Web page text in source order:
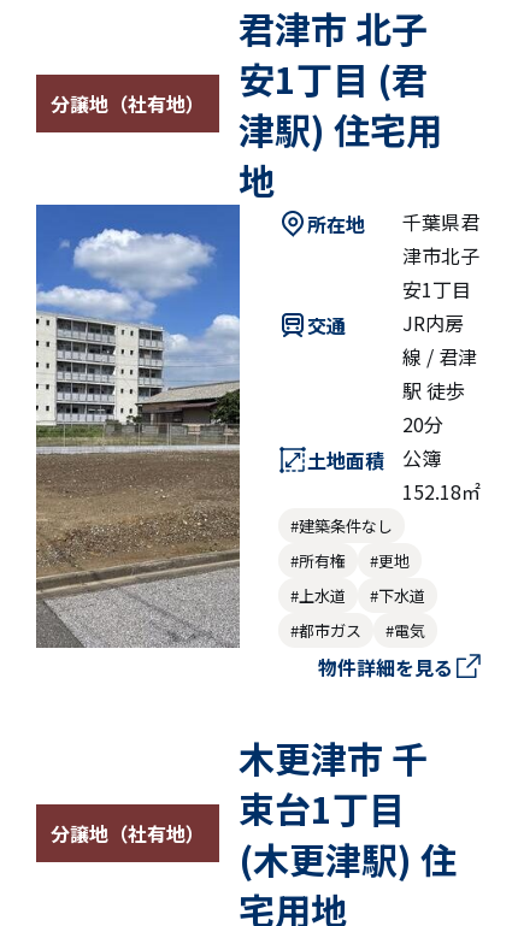
分譲地（社有地）
君津市 北子
安1丁目 (君
津駅) 住宅用
地
所在地
千葉県君
津市北子
安1丁目
交通
JR内房
線 / 君津
駅 徒歩
20分
土地面積
公簿
152.18㎡
#建築条件なし
#所有権
#更地
#上水道
#下水道
#都市ガス
#電気
物件詳細を見る
分譲地（社有地）
木更津市 千
束台1丁目
(木更津駅) 住
宅用地